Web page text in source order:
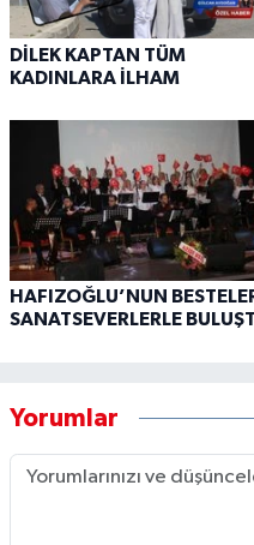
DİLEK KAPTAN TÜM
KADINLARA İLHAM
HAFIZOĞLU’NUN
SANATSEVERLERLE
Yorumlar